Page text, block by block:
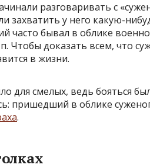
разговаривать с
захватить у него какую-
часто бывал в облике
Чтобы доказать всем, что
в жизни.
для смелых, ведь бояться
пришедший в облике
.